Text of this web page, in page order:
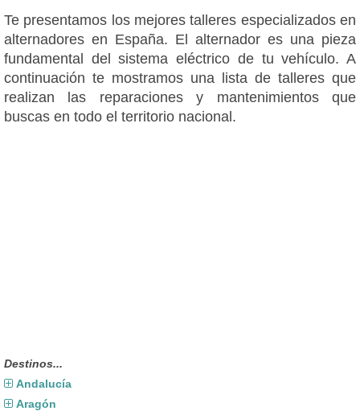
Te presentamos los mejores talleres especializados en
alternadores en España. El alternador es una pieza
fundamental del sistema eléctrico de tu vehículo. A
continuación te mostramos una lista de talleres que
realizan las reparaciones y mantenimientos que
buscas en todo el territorio nacional.
Destinos...
Andalucía
Aragón